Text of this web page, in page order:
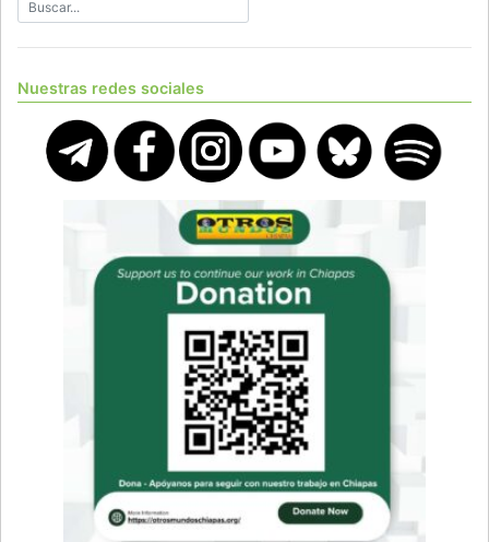
Nuestras redes sociales